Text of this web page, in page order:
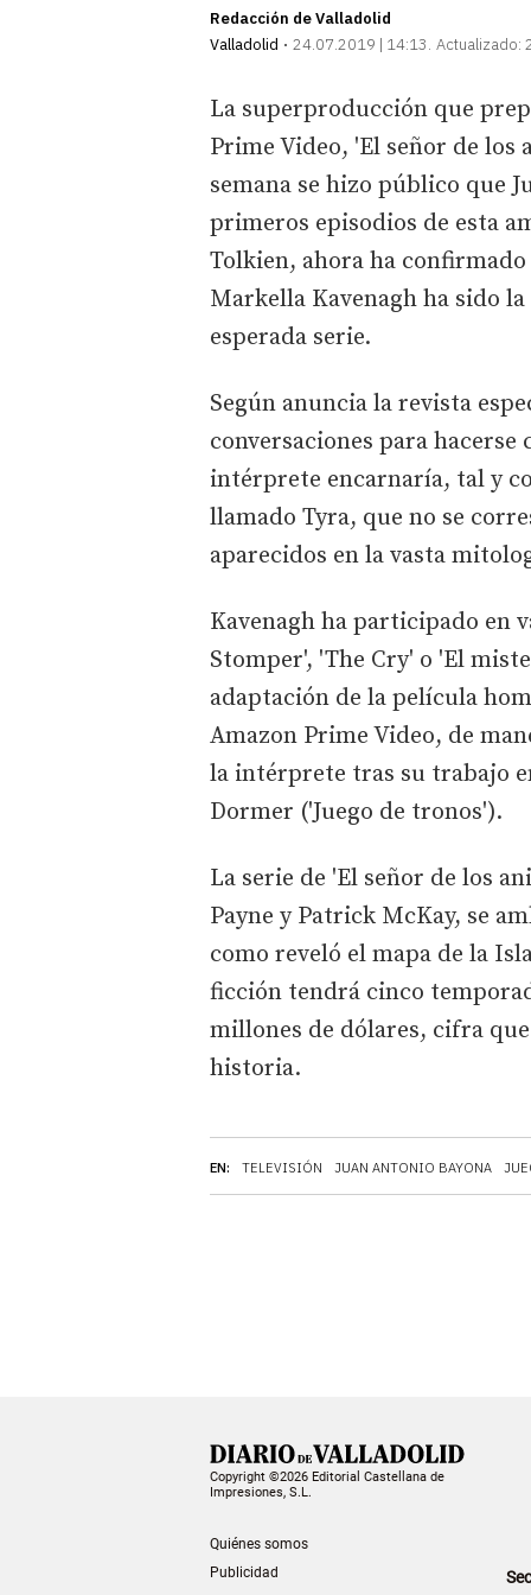
Redacción de Valladolid
Valladolid
24.07.2019 | 14:13 Actualizado:
EN: TELEVISIÓN JUAN ANTONIO BAYONA
La superproducción que
Prime Video, 'El señor de los
semana se hizo público que
primeros episodios de esta
Tolkien, ahora ha
Markella Kavenagh ha sido
esperada serie.
Según anuncia la revista
conversaciones para hacerse
intérprete encarnaría, tal y
llamado Tyra, que no se
aparecidos en la vasta
Kavenagh ha participado en
Stomper', 'The Cry' o 'El
adaptación de la película
Amazon Prime Video, de
la intérprete tras su trabajo
Dormer ('Juego de tronos').
La serie de 'El señor de los
Payne y Patrick McKay, se
como reveló el mapa de la
ficción tendrá cinco
millones de dólares, cifra
historia.
Copyright ©2026 Editorial Castellana de
Impresiones, S.L.
Quiénes somos
Publicidad